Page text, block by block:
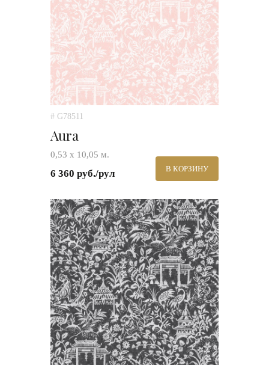
# G78511
Aura
0,53 х 10,05 м.
6 360 руб./рул В КОРЗИНУ